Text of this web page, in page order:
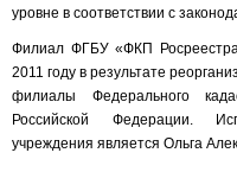
уровне в соответствии с
Филиал ФГБУ «ФКП
2011 году в результате
филиалы Федерального
Российской Федерации.
учреждения является Ольга